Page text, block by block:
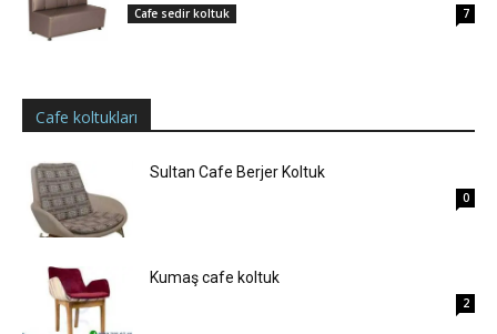
Cafe sedir koltuk 7
Cafe koltukları
Sultan Cafe Berjer Koltuk
0
Kumaş cafe koltuk
2